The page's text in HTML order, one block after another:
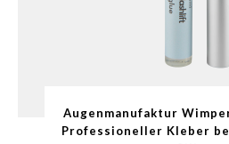
Augenmanufaktur
Professioneller Kleber